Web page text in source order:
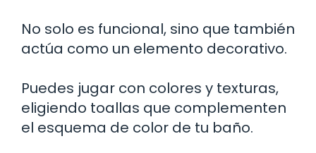
No solo es funcional, sino que también
actúa como un elemento decorativo.
Puedes jugar con colores y texturas,
eligiendo toallas que complementen
el esquema de color de tu baño.